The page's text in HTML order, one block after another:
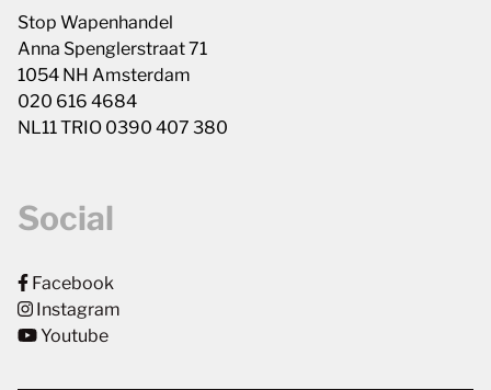
Stop Wapenhandel
Anna Spenglerstraat 71
1054 NH Amsterdam
020 616 4684
NL11 TRIO 0390 407 380
Social
Facebook
Instagram
Youtube